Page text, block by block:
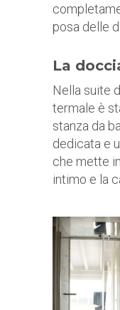
posa delle
La
Nella suite
termale è
stanza da
dedicata e
che mette
intimo e la